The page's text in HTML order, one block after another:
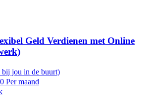
Geld Verdienen met Online
jou in de buurt)
Per maand